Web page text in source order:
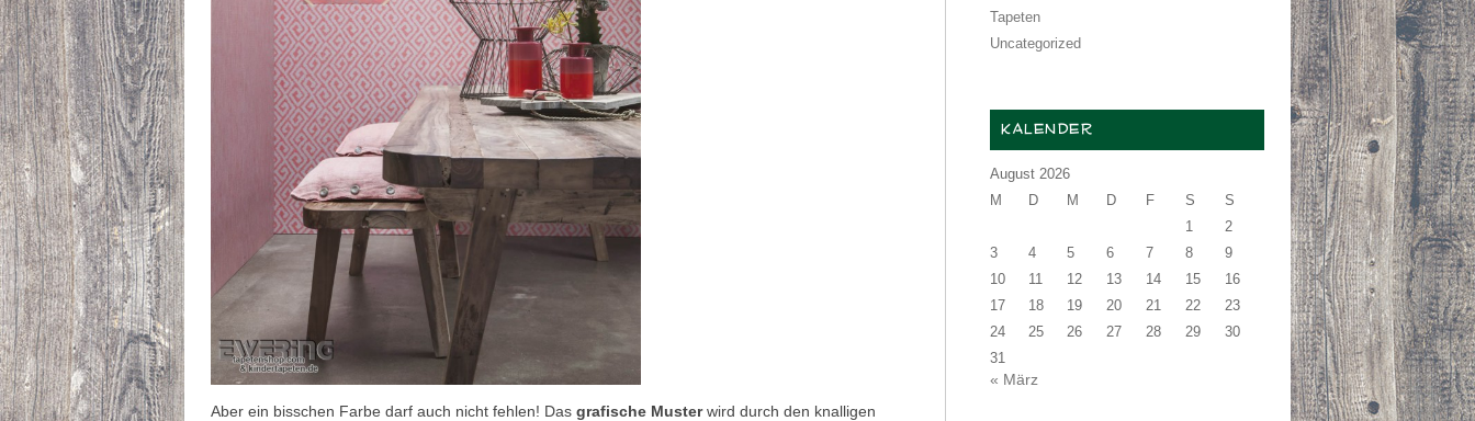
Aber ein bisschen Farbe darf auch nicht fehlen! Das grafische Musterwird durch den knalligen
Tapeten
Uncategorized
KALENDER
August 2026
M
D M D F S
S
1
2
3
4 5 6 7 8
9
10
11 12 13 14 15
16
17
18 19 20 21 22
23
24
25 26 27 28 29
30
31
« März